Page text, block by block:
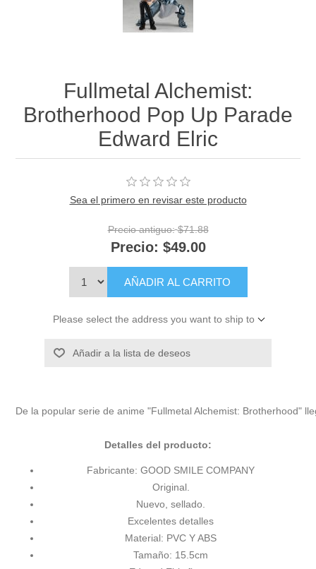
Fullmetal Alchemist:
Brotherhood Pop Up Parade
Edward Elric
Sea el primero en revisar este producto
Precio antiguo: $71.88
Precio: $49.00
AÑADIR AL CARRITO
Please select the address you want to ship to
Añadir a la lista de deseos
De la popular serie de anime "Fullmetal Alchemist: Brotherhood"
Detalles del producto:
Fabricante: GOOD SMILE COMPANY
Original.
Nuevo, sellado.
Excelentes detalles
Material: PVC Y ABS
Tamaño: 15.5cm